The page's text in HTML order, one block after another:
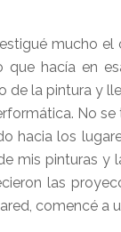
mucho
que hacía en
de la pintura y
No
hacia los
mis pinturas
las
comencé